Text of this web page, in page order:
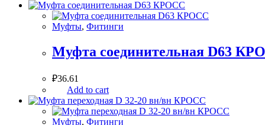
Муфты, Фитинги
Муфта соединительная D63
₽36.61
Add to cart
Муфты, Фитинги